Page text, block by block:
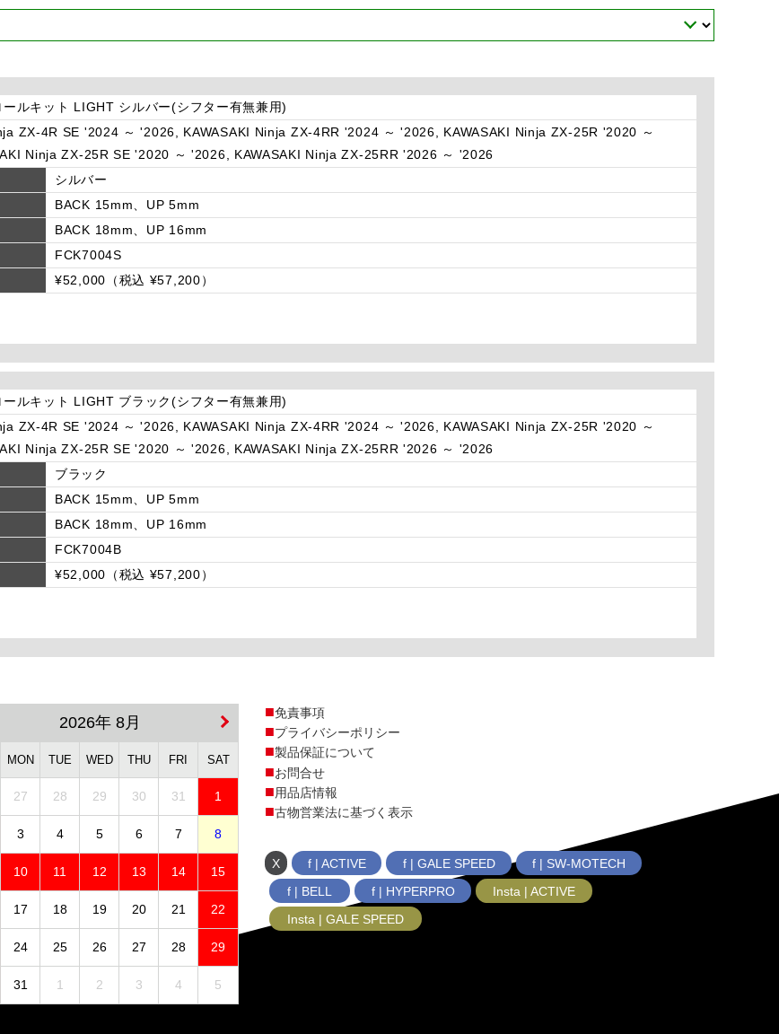
ールキット LIGHT シルバー(シフター有無兼用)
ZX-4R SE '2024 ～ '2026, KAWASAKI Ninja ZX-4RR '2024 ～ '2026, KAWASAKI Ninja ZX-25R '2020 ～
Ninja ZX-25R SE '2020 ～ '2026, KAWASAKI Ninja ZX-25RR '2026 ～ '2026
シルバー
BACK 15mm、UP 5mm
BACK 18mm、UP 16mm
FCK7004S
¥52,000（税込 ¥57,200）
ールキット LIGHT ブラック(シフター有無兼用)
ZX-4R SE '2024 ～ '2026, KAWASAKI Ninja ZX-4RR '2024 ～ '2026, KAWASAKI Ninja ZX-25R '2020 ～
Ninja ZX-25R SE '2020 ～ '2026, KAWASAKI Ninja ZX-25RR '2026 ～ '2026
ブラック
BACK 15mm、UP 5mm
BACK 18mm、UP 16mm
FCK7004B
¥52,000（税込 ¥57,200）
2026年 8月
MON TUE WED THU FRI SAT
27 28 29 30 31 1
3 4 5 6 7 8
10 11 12 13 14 15
17 18 19 20 21 22
24 25 26 27 28 29
31 1 2 3 4 5
免責事項
プライバシーポリシー
製品保証について
お問合せ
用品店情報
古物営業法に基づく表示
X f | ACTIVE f | GALE SPEED
f | SW-MOTECH
f | BELL
f | HYPERPRO
Insta | ACTIVE
Insta | GALE SPEED